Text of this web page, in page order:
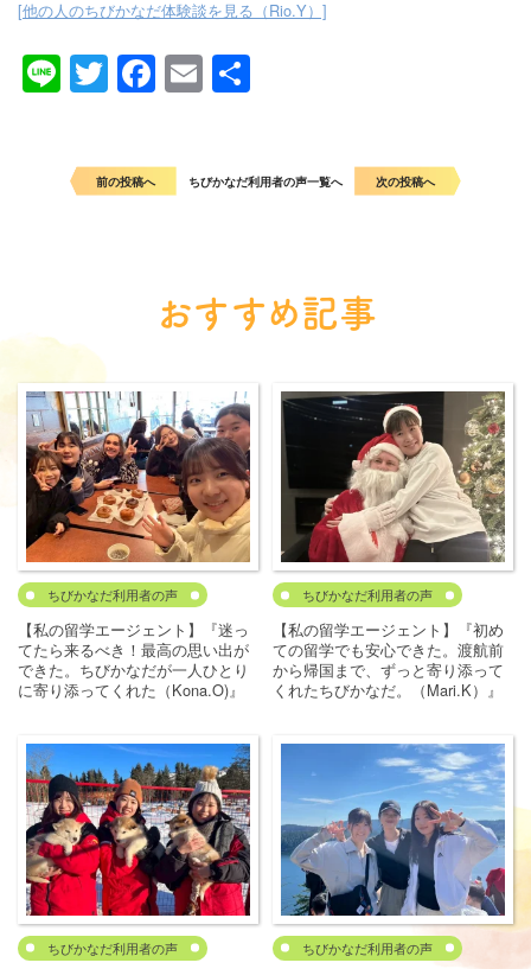
[他の人のちびかなだ体験談を見る（Rio.Y）]
LineTwitter
Facebook
Email
前の投稿へ ちびかなだ利用者の声一覧へ 次の投稿へ
おすすめ記事
ちびかなだ利用者の声
【私の留学エージェント】『迷っ
てたら来るべき！最高の思い出が
できた。ちびかなだが一人ひとり
に寄り添ってくれた（Kona.O)』
ちびかなだ利用者の声
【私の留学エージェント】『初め
ての留学でも安心できた。渡航前
から帰国まで、ずっと寄り添って
くれたちびかなだ。（Mari.K）』
ちびかなだ利用者の声 ちびかなだ利用者の声